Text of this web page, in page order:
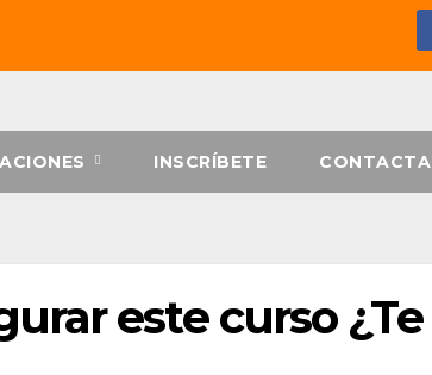
INSCRÍBETE CONTACTA
este curso ¿Te